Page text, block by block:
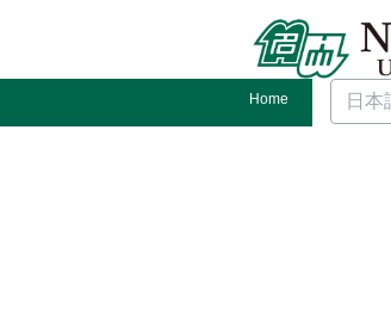
Home 日本